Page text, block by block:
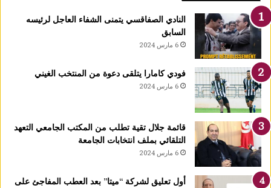
النادي الصفاقسي يتمنى الشفاء العاجل لرئيسه
السابق
6 مارس 2024
فودي كامارا يتلقى دعوة من المنتخب الغيني
6 مارس 2024
قائمة جلال تقية تطلب من المكتب الجامعي التعهد
التلقائي بملف انتخابات الجامعة
6 مارس 2024
أول تعليق لشركة “ميتا” بعد العطب المفاجئ على